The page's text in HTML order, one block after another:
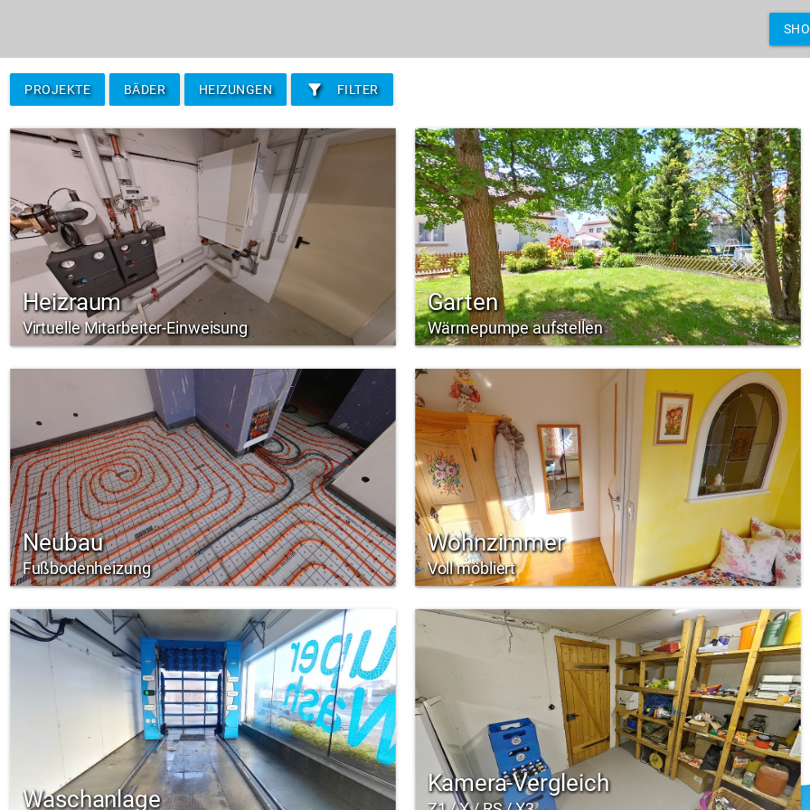
PROJEKTE BÄDER HEIZUNGEN filter_alt FILTER
Heizraum
Virtuelle Mitarbeiter-Einweisung
Garten
Wärmepumpe aufstellen
Neubau
Fußbodenheizung
Wohnzimmer
Voll möbliert
Waschanlage
Kamera-Vergleich